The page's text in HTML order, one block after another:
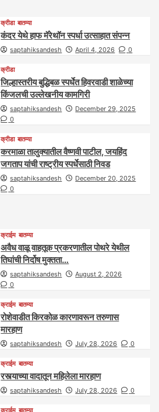
क्रीडा बातम्या
कंदर येथे हाफ मॅरेथॉन स्पर्धा उत्साहात संपन्न
saptahiksandesh April 4, 2026 0
क्रीडा
जिल्हास्तरीय बुद्धिबळ स्पर्धेत हिवरवाडी शाळेच्या
किंजलची उल्लेखनीय कामगिरी
saptahiksandesh
December 29, 2025
0
क्रीडा बातम्या
करमाळा तालुक्यातील वैष्णवी पाटील, जयहिंद
जगताप यांची राष्ट्रीय स्पर्धेसाठी निवड
saptahiksandesh
December 20, 2025
0
क्राईम बातम्या
अवैध वाळू वाहतूक प्रकरणातील पोथरे येथील
तिघांची निर्दोष मुक्तता…
saptahiksandesh
August 2, 2026
0
क्राईम बातम्या
रोशेवाडीत किरकोळ कारणावरून तरुणास
मारहाण
saptahiksandesh July 28, 2026 0
क्राईम बातम्या
रस्त्याच्या वादातून महिलेला मारहाण
saptahiksandesh July 28, 2026 0
क्राईम बातम्या